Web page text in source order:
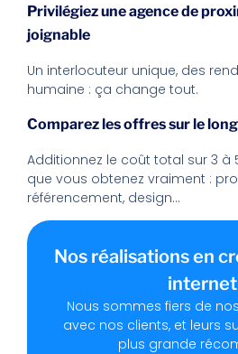
Privilégiez une agence de
joignable
Un interlocuteur unique, des
humaine : ça change tout.
Comparez les offres sur le
Additionnez le coût total sur 3 à
que vous obtenez vraiment :
référencement, design…
Nos réalisations en
internet
Nous sommes fiers de
avec nos clients, et leurs
plus grande